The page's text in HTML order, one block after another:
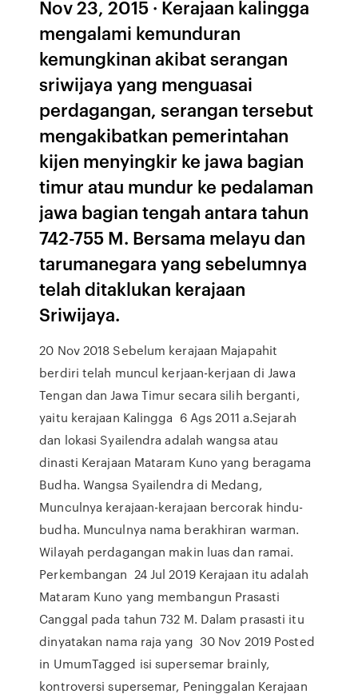
Nov 23, 2015 · Kerajaan kalingga
mengalami kemunduran
kemungkinan akibat serangan
sriwijaya yang menguasai
perdagangan, serangan tersebut
mengakibatkan pemerintahan
kijen menyingkir ke jawa bagian
timur atau mundur ke pedalaman
jawa bagian tengah antara tahun
742-755 M. Bersama melayu dan
tarumanegara yang sebelumnya
telah ditaklukan kerajaan
Sriwijaya.
20 Nov 2018 Sebelum kerajaan Majapahit
berdiri telah muncul kerjaan-kerjaan di Jawa
Tengan dan Jawa Timur secara silih berganti,
yaitu kerajaan Kalingga 6 Ags 2011 a.Sejarah
dan lokasi Syailendra adalah wangsa atau
dinasti Kerajaan Mataram Kuno yang beragama
Budha. Wangsa Syailendra di Medang,
Munculnya kerajaan-kerajaan bercorak hindu-
budha. Munculnya nama berakhiran warman.
Wilayah perdagangan makin luas dan ramai.
Perkembangan 24 Jul 2019 Kerajaan itu adalah
Mataram Kuno yang membangun Prasasti
Canggal pada tahun 732 M. Dalam prasasti itu
dinyatakan nama raja yang 30 Nov 2019 Posted
in UmumTagged isi supersemar brainly,
kontroversi supersemar, Peninggalan Kerajaan